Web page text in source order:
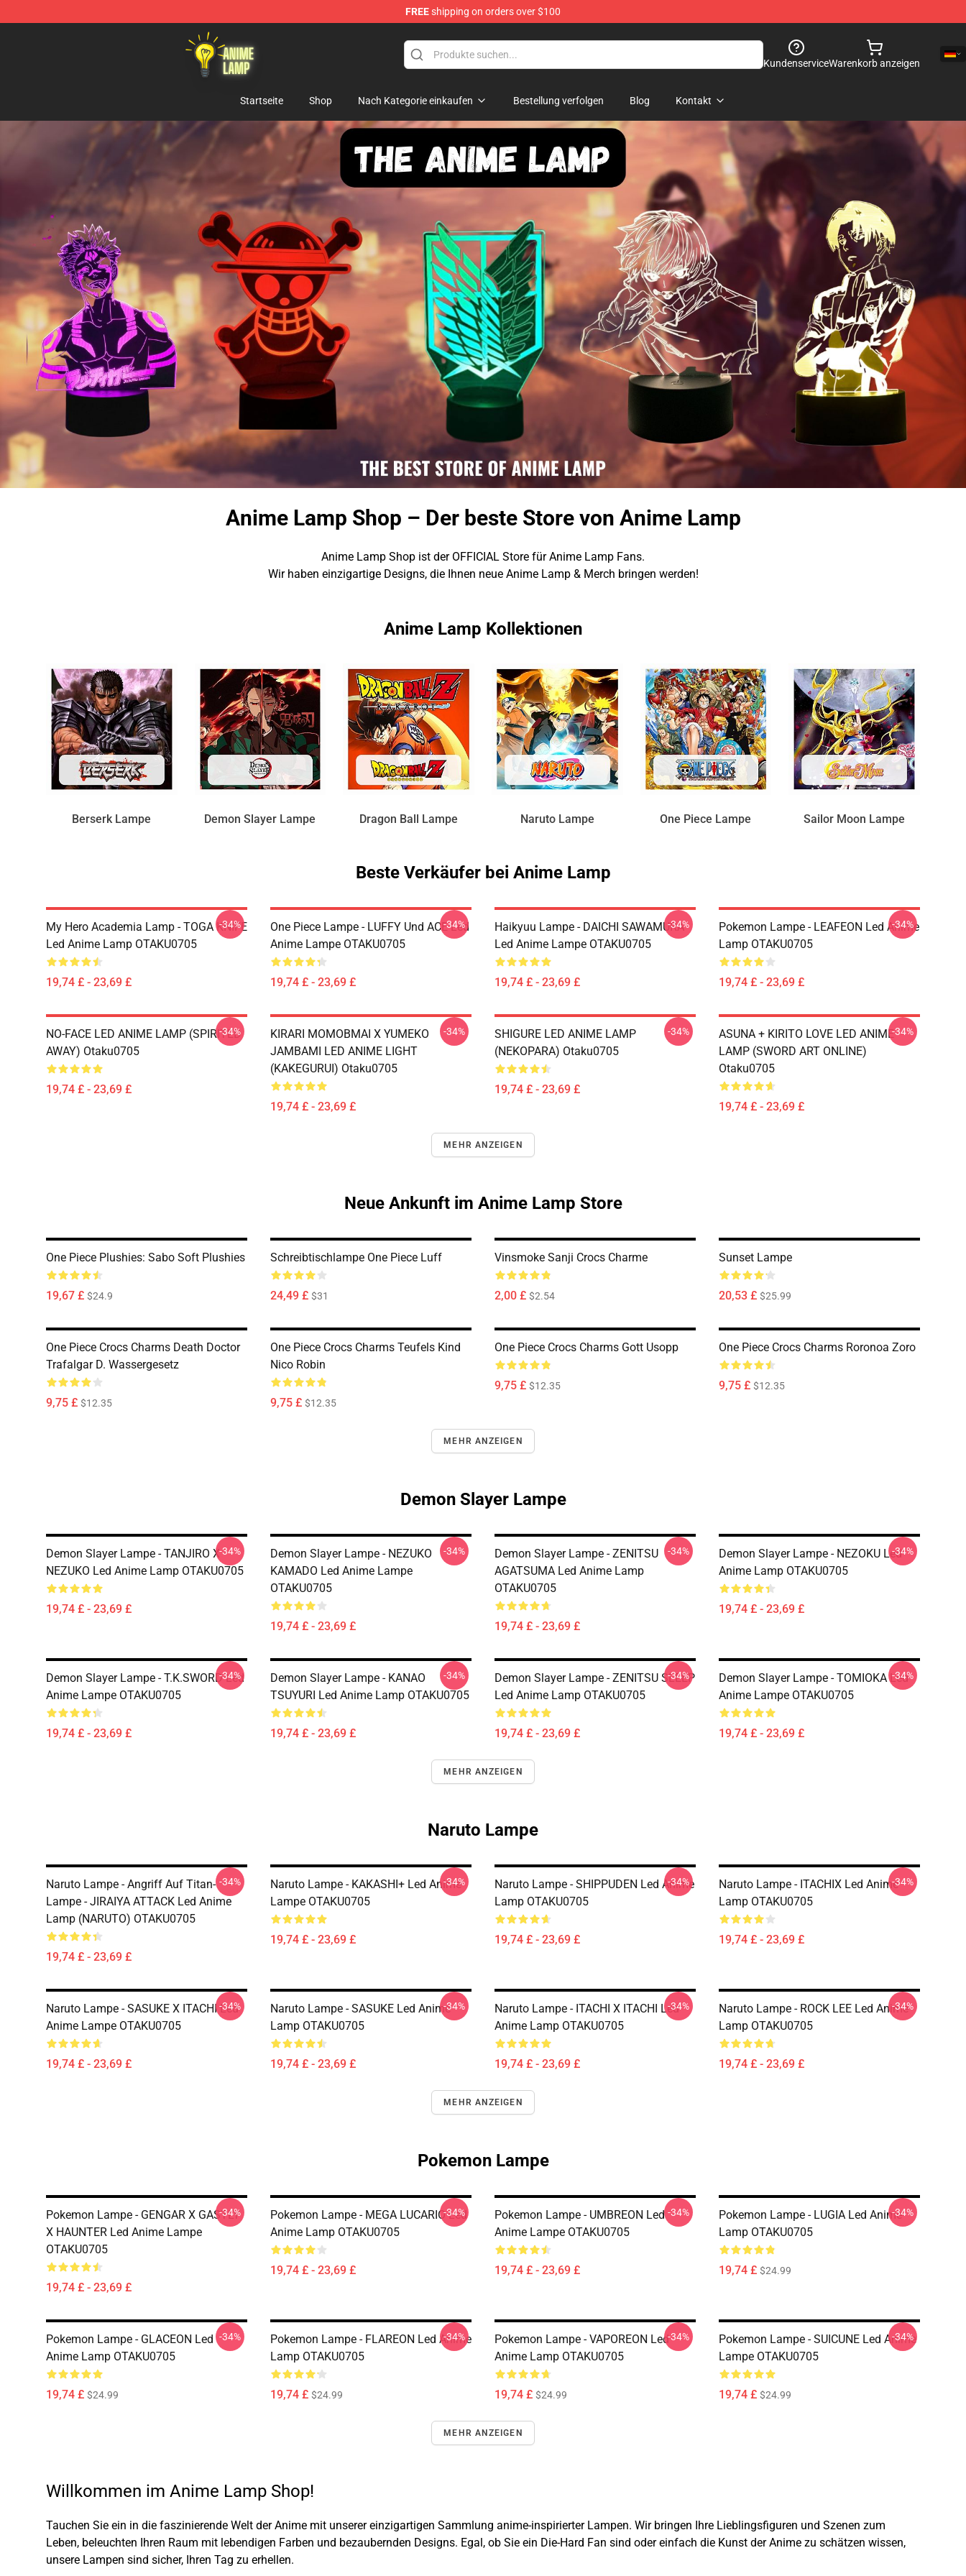
FREEshipping on orders over $100
Anime Lamp Shop - The Best Store of Anime Lamp
KundenserviceWarenkorb anzeigen
Startseite Shop Nach Kategorie einkaufen Bestellung verfolgen Blog Kontakt
Anime Lamp Shop – Der beste Store von Anime Lamp
Anime Lamp Shop ist der OFFICIAL Store für Anime Lamp Fans.
Wir haben einzigartige Designs, die Ihnen neue Anime Lamp & Merch bringen werden!
Anime Lamp Kollektionen
Berserk Lampe Demon Slayer Lampe Dragon Ball Lampe Naruto Lampe One Piece Lampe Sailor Moon Lampe
Beste Verkäufer bei Anime Lamp
My Hero Academia Lamp - TOGA KNIFE
Led Anime Lamp OTAKU0705
19,74 £ - 23,69 £
-34%
One Piece Lampe - LUFFY Und ACE Led
Anime Lampe OTAKU0705
19,74 £ - 23,69 £
-34%
Haikyuu Lampe - DAICHI SAWAMURA
Led Anime Lampe OTAKU0705
19,74 £ - 23,69 £
-34%
Pokemon Lampe - LEAFEON Led Anime
Lamp OTAKU0705
19,74 £ - 23,69 £
-34%
NO-FACE LED ANIME LAMP (SPIRITED
AWAY) Otaku0705
19,74 £ - 23,69 £
-34%
KIRARI MOMOBMAI X YUMEKO
JAMBAMI LED ANIME LIGHT
(KAKEGURUI) Otaku0705
19,74 £ - 23,69 £
-34%
SHIGURE LED ANIME LAMP
(NEKOPARA) Otaku0705
19,74 £ - 23,69 £
-34%
ASUNA + KIRITO LOVE LED ANIME
LAMP (SWORD ART ONLINE)
Otaku0705
19,74 £ - 23,69 £
-34%
MEHR ANZEIGEN
Neue Ankunft im Anime Lamp Store
One Piece Plushies: Sabo Soft Plushies
19,67 £ $24.9
Schreibtischlampe One Piece Luff
24,49 £ $31
Vinsmoke Sanji Crocs Charme
2,00 £ $2.54
Sunset Lampe
20,53 £ $25.99
One Piece Crocs Charms Death Doctor
Trafalgar D. Wassergesetz
9,75 £ $12.35
One Piece Crocs Charms Teufels Kind
Nico Robin
9,75 £ $12.35
One Piece Crocs Charms Gott Usopp
9,75 £ $12.35
One Piece Crocs Charms Roronoa Zoro
9,75 £ $12.35
MEHR ANZEIGEN
Demon Slayer Lampe
Demon Slayer Lampe - TANJIRO X
NEZUKO Led Anime Lamp OTAKU0705
19,74 £ - 23,69 £
-34%
Demon Slayer Lampe - NEZUKO
KAMADO Led Anime Lampe
OTAKU0705
19,74 £ - 23,69 £
-34%
Demon Slayer Lampe - ZENITSU
AGATSUMA Led Anime Lamp
OTAKU0705
19,74 £ - 23,69 £
-34%
Demon Slayer Lampe - NEZOKU Led
Anime Lamp OTAKU0705
19,74 £ - 23,69 £
-34%
Demon Slayer Lampe - T.K.SWORD Led
Anime Lampe OTAKU0705
19,74 £ - 23,69 £
-34%
Demon Slayer Lampe - KANAO
TSUYURI Led Anime Lamp OTAKU0705
19,74 £ - 23,69 £
-34%
Demon Slayer Lampe - ZENITSU SLEEP
Led Anime Lamp OTAKU0705
19,74 £ - 23,69 £
-34%
Demon Slayer Lampe - TOMIOKA Led
Anime Lampe OTAKU0705
19,74 £ - 23,69 £
-34%
MEHR ANZEIGEN
Naruto Lampe
Naruto Lampe - Angriff Auf Titan-
Lampe - JIRAIYA ATTACK Led Anime
Lamp (NARUTO) OTAKU0705
19,74 £ - 23,69 £
-34%
Naruto Lampe - KAKASHI+ Led Anime
Lampe OTAKU0705
19,74 £ - 23,69 £
-34%
Naruto Lampe - SHIPPUDEN Led Anime
Lamp OTAKU0705
19,74 £ - 23,69 £
-34%
Naruto Lampe - ITACHIX Led Anime
Lamp OTAKU0705
19,74 £ - 23,69 £
-34%
Naruto Lampe - SASUKE X ITACHI Led
Anime Lampe OTAKU0705
19,74 £ - 23,69 £
-34%
Naruto Lampe - SASUKE Led Anime
Lamp OTAKU0705
19,74 £ - 23,69 £
-34%
Naruto Lampe - ITACHI X ITACHI Led
Anime Lamp OTAKU0705
19,74 £ - 23,69 £
-34%
Naruto Lampe - ROCK LEE Led Anime
Lamp OTAKU0705
19,74 £ - 23,69 £
-34%
MEHR ANZEIGEN
Pokemon Lampe
Pokemon Lampe - GENGAR X GASTLY
X HAUNTER Led Anime Lampe
OTAKU0705
19,74 £ - 23,69 £
-34%
Pokemon Lampe - MEGA LUCARIO Led
Anime Lamp OTAKU0705
19,74 £ - 23,69 £
-34%
Pokemon Lampe - UMBREON Led
Anime Lampe OTAKU0705
19,74 £ - 23,69 £
-34%
Pokemon Lampe - LUGIA Led Anime
Lamp OTAKU0705
19,74 £ $24.99
-34%
Pokemon Lampe - GLACEON Led
Anime Lamp OTAKU0705
19,74 £ $24.99
-34%
Pokemon Lampe - FLAREON Led Anime
Lamp OTAKU0705
19,74 £ $24.99
-34%
Pokemon Lampe - VAPOREON Led
Anime Lamp OTAKU0705
19,74 £ $24.99
-34%
Pokemon Lampe - SUICUNE Led Anime
Lampe OTAKU0705
19,74 £ $24.99
-34%
MEHR ANZEIGEN
Willkommen im Anime Lamp Shop!
Tauchen Sie ein in die faszinierende Welt der Anime mit unserer einzigartigen Sammlung anime-inspirierter Lampen. Wir bringen Ihre Lieblingsfiguren und Szenen zum
Leben, beleuchten Ihren Raum mit lebendigen Farben und bezaubernden Designs. Egal, ob Sie ein Die-Hard Fan sind oder einfach die Kunst der Anime zu schätzen wissen,
unsere Lampen sind sicher, Ihren Tag zu erhellen.